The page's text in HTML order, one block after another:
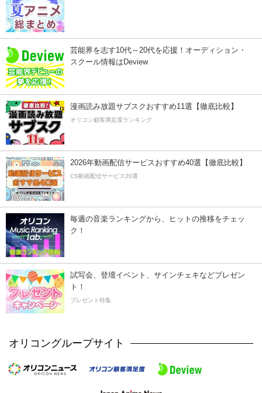
芸能界を志す10代～20代を応援！オーディション・
スクール情報はDeview
漫画読み放題サブスクおすすめ11選【徹底比較】
オリコン顧客満足度ランキング
2026年動画配信サービスおすすめ40選【徹底比較】
CS動画配信サービス20選
毎週の音楽ランキングから、ヒットの推移をチェッ
ク！
試写会、登壇イベント、サインチェキなどプレゼン
ト！
プレゼント特集
オリコングループサイト